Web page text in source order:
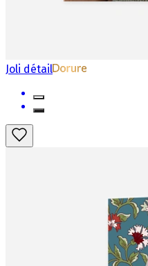
Joli détail